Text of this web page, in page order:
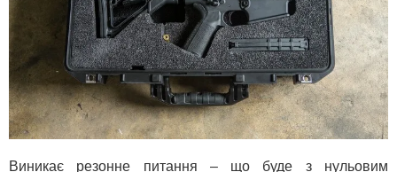
Виникає резонне питання – що буде з нульовим